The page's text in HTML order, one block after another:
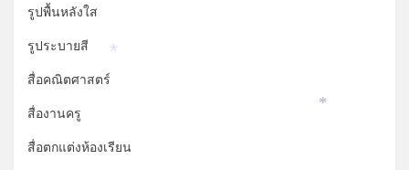
รูปพื้นหลังใส
รูประบายสี
สื่อคณิตศาสตร์
สื่องานครู
สื่อตกแต่งห้องเรียน
*